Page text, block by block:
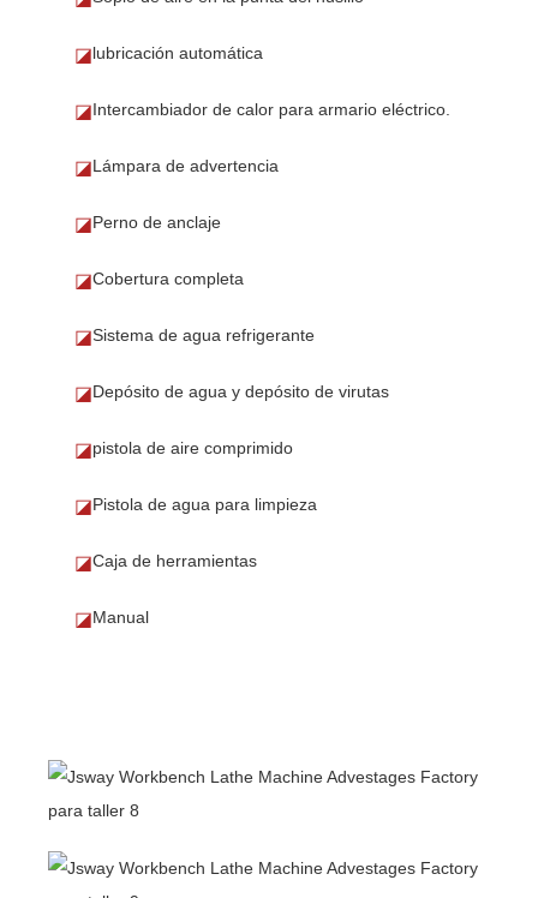
◪lubricación automática
◪Intercambiador de calor para armario eléctrico.
◪Lámpara de advertencia
◪Perno de anclaje
◪Cobertura completa
◪Sistema de agua refrigerante
◪Depósito de agua y depósito de virutas
◪pistola de aire comprimido
◪Pistola de agua para limpieza
◪Caja de herramientas
◪Manual